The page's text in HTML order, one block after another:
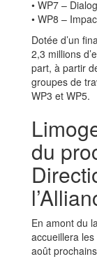
• WP7 –
• WP8 –
Dotée d’un
2,3 millions
part, à partir
groupes de
WP3 et WP5.
du
En amont du
accueillera
août